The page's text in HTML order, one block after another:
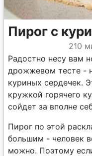
Пирог с
210
Радостно несу вам
дрожжевом тесте -
куриных сердечек.
кружкой горячего
сойдет за вполне
Пирог по этой
большим - человек
можно. Поэтому